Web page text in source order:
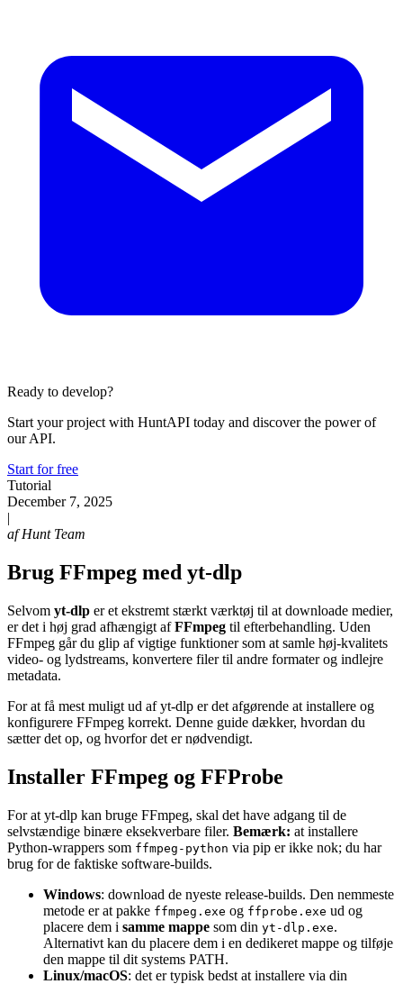
Ready to develop?
Start your project with HuntAPI today and discover the power of
our API.
Start for free
Tutorial
December 7, 2025
|
af Hunt Team
Brug FFmpeg med yt-dlp
Selvom yt-dlp er et ekstremt stærkt værktøj til at downloade medier,
er det i høj grad afhængigt afFFmpeg til efterbehandling. Uden
FFmpeg går du glip af vigtige funktioner som at samle høj-kvalitets
video- og lydstreams, konvertere filer til andre formater og indlejre
metadata.
For at få mest muligt ud af yt-dlp er det afgørende at installere og
konfigurere FFmpeg korrekt. Denne guide dækker, hvordan du
sætter det op, og hvorfor det er nødvendigt.
Installer FFmpeg og FFProbe
For at yt-dlp kan bruge FFmpeg, skal det have adgang til de
selvstændige binære eksekverbare filer. Bemærk: at installere
Python-wrappers som ffmpeg-python via pip er ikke nok; du har
brug for de faktiske software-builds.
Windows: download de nyeste release-builds. Den nemmeste
metode er at pakke ffmpeg.exe og ffprobe.exe ud og
placere dem i samme mappe som din yt-dlp.exe.
Alternativt kan du placere dem i en dedikeret mappe og tilføje
den mappe til dit systems PATH.
Linux/macOS: det er typisk bedst at installere via din